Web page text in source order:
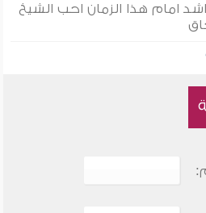
امام هذا الزمان احب الشيخ